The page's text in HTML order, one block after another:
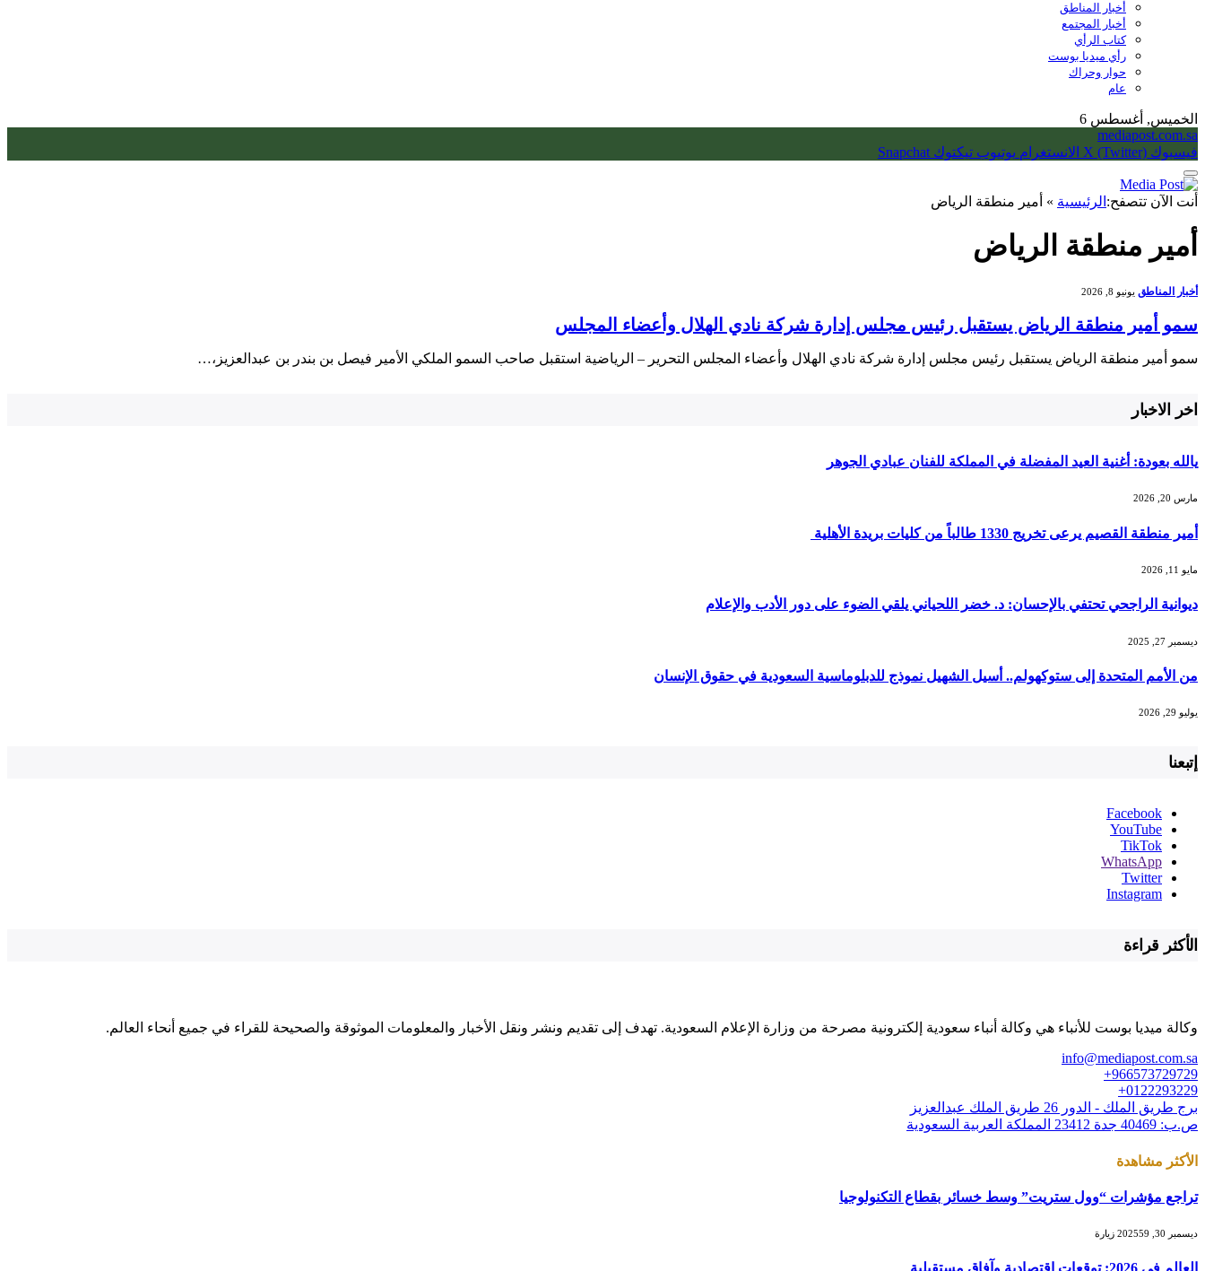
أخبار المناطق
أخبار المجتمع
كتاب الرأي
رأي ميديا بوست
حوار وحراك
عام
الخميس, أغسطس 6
mediapost.com.sa
فيسبوك X (Twitter) الانستغرام يوتيوب تيكتوك Snapchat
أنت الآن تتصفح: الرئيسية » أمير منطقة الرياض
أمير منطقة الرياض
أخبار المناطق يونيو 8, 2026
سمو أمير منطقة الرياض يستقبل رئيس مجلس إدارة شركة نادي الهلال وأعضاء المجلس
سمو أمير منطقة الرياض يستقبل رئيس مجلس إدارة شركة نادي الهلال وأعضاء المجلس التحرير – الرياضية استقبل صاحب السمو الملكي الأمير فيصل بن بندر بن عبدالعزيز،…
اخر الاخبار
يالله بعودة: أغنية العيد المفضلة في المملكة للفنان عبادي الجوهر
مارس 20, 2026
أمير منطقة القصيم يرعى تخريج 1330 طالباً من كليات بريدة الأهلية
مايو 11, 2026
ديوانية الراجحي تحتفي بالإحسان: د. خضر اللحياني يلقي الضوء على دور الأدب والإعلام
ديسمبر 27, 2025
من الأمم المتحدة إلى ستوكهولم.. أسيل الشهيل نموذج للدبلوماسية السعودية في حقوق الإنسان
يوليو 29, 2026
إتبعنا
Facebook
YouTube
TikTok
WhatsApp
Twitter
Instagram
الأكثر قراءة
وكالة ميديا بوست للأنباء هي وكالة أنباء سعودية إلكترونية مصرحة من وزارة الإعلام السعودية. تهدف إلى تقديم ونشر ونقل الأخبار والمعلومات الموثوقة والصحيحة للقراء في جميع أنحاء العالم.
info@mediapost.com.sa
966573729729+
0122293229+
برج طريق الملك - الدور 26 طريق الملك عبدالعزيز
ص.ب: 40469 جدة 23412 المملكة العربية السعودية
الأكثر مشاهدة
تراجع مؤشرات “وول ستريت” وسط خسائر بقطاع التكنولوجيا
ديسمبر 30, 2025 59 زيارة